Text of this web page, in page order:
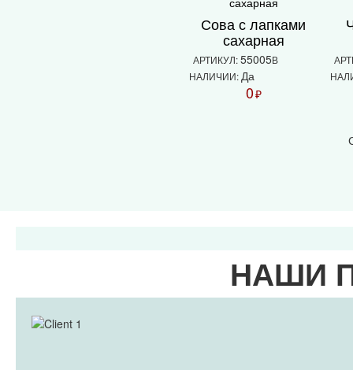
Сова с лапками
сахарная
АРТИКУЛ:55005В
НАЛИЧИИ:Да
0₽
НАШИ